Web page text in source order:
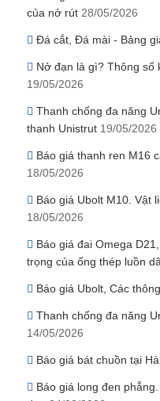
của nở rút 28/05/2026
Đá cắt, Đá mài - Bảng
Nở đạn là gì? Thông số
19/05/2026
Thanh chống đa năng
thanh Unistrut 19/05/2026
Báo giá thanh ren M16
18/05/2026
Báo giá Ubolt M10. Vật
18/05/2026
Báo giá đai Omega
trọng của ống thép luồn
Báo giá Ubolt, Các
Thanh chống đa năng
14/05/2026
Báo giá bát chuồn tại
Báo giá long đen